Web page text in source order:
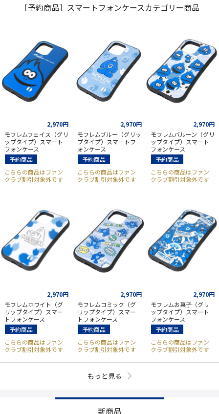
［予約商品］スマートフォンケースカテゴリー商品
2,970円
モフレムフェイス（グリ
ップタイプ）スマート
フォンケース
予約商品
こちらの商品はファン
クラブ割引対象外です
2,970円
モフレムブルー（グリッ
プタイプ）スマートフ
ォンケース
予約商品
こちらの商品はファン
クラブ割引対象外です
2,970円
モフレムバルーン（グリ
ップタイプ）スマート
フォンケース
予約商品
こちらの商品はファン
クラブ割引対象外です
2,970円
モフレムホワイト（グ
リップタイプ）スマー
トフォンケース
予約商品
こちらの商品はファン
クラブ割引対象外です
2,970円
モフレムコミック（グ
リップタイプ）スマー
トフォンケース
予約商品
こちらの商品はファン
クラブ割引対象外です
2,970円
モフレムお菓子（グリ
ップタイプ）スマート
フォンケース
予約商品
こちらの商品はファン
クラブ割引対象外です
もっと見る
新商品